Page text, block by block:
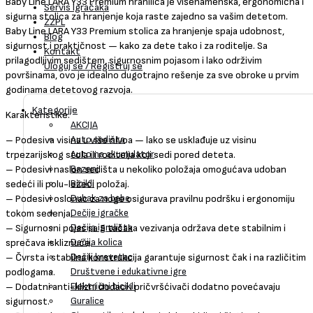
Servis Igračaka
ZZPL
Blog
Kontakt
Uloguj se / Registruj se
Kategorije
AKCIJA
Auto sedišta
Auto na akumulator
Bazeni
Bicikli
Dubak za bebe
Dečije igračke
Dečija igrališta
Dečija kolica
Dečiji krevetac
Društvene i edukativne igre
Električni bicikli
Guralice
sigurna stolica za hranjenje koja raste zajedno sa vašim detetom.
Baby Line LARA Y33 Premium stolica za hranjenje spaja udobnost,
sigurnost i praktičnost — kako za dete tako i za roditelje. Sa
prilagodljivim sedištem, sigurnosnim pojasom i lako održivim
površinama, ovo je idealno dugotrajno rešenje za sve obroke u prvim
godinama detetovog razvoja.
Karakteristike:
– Podesiva visina u više nivoa — lako se usklađuje uz visinu
trpezarijskog stola ili roditelja koji sedi pored deteta.
– Podesivi naslon sedišta u nekoliko položaja omogućava udoban
sedeći ili polu-ležeći položaj.
– Podesivi oslonac za noge osigurava pravilnu podršku i ergonomiju
tokom sedenja.
– Sigurnosni pojas sa 5 tačaka vezivanja održava dete stabilnim i
sprečava iskliznuće.
– Čvrsta i stabilna konstrukcija garantuje sigurnost čak i na različitim
podlogama.
– Dodatni anti-klizni dodaci i pričvršćivači dodatno povećavaju
sigurnost.